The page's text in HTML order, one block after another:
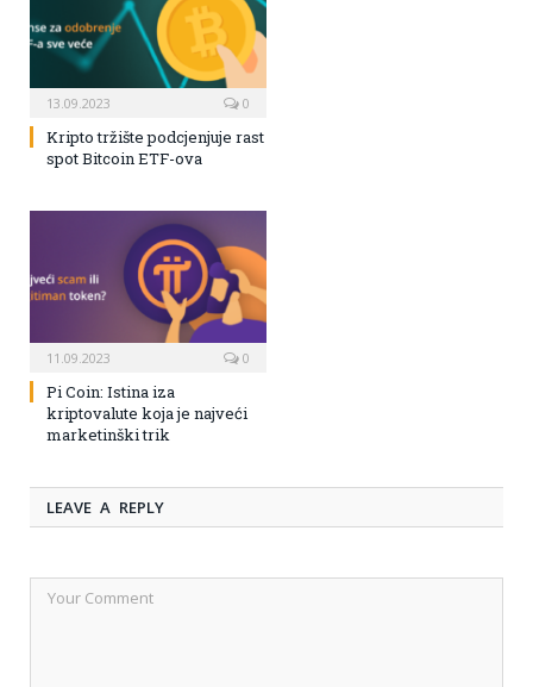
13.09.2023 0
Kripto tržište podcjenjuje rast
spot Bitcoin ETF-ova
11.09.2023 0
Pi Coin: Istina iza
kriptovalute koja je najveći
marketinški trik
LEAVE A REPLY